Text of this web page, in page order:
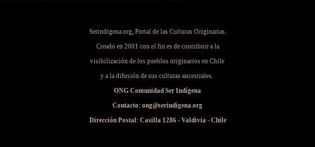
Serindigena.org, Portal de las Culturas Originarias.
Creado en 2001 con el fin es de contribuir a la
visibilización de los pueblos originarios en Chile
y a la difusión de sus culturas ancestrales.
ONG Comunidad Ser Indígena
Contacto: ong@serindigena.org
Dirección Postal: Casilla 1286 - Valdivia - Chile